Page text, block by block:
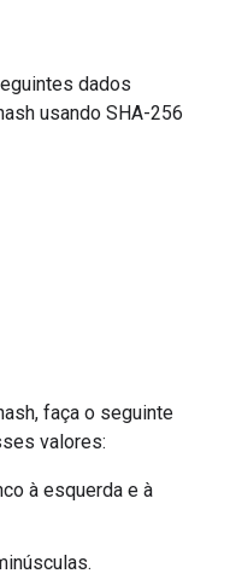
dados
usando SHA-256
faça o seguinte
valores:
à esquerda e à